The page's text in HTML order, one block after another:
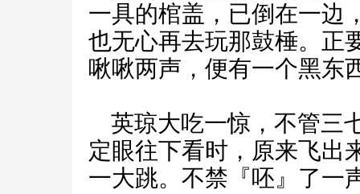
一具的棺盖，已倒在一边
也无心再去玩那鼓棰。正
啾啾两声，便有一个黑东
英琼大吃一惊，不管三
定眼往下看时，原来飞出
一大跳。不禁『呸』了一